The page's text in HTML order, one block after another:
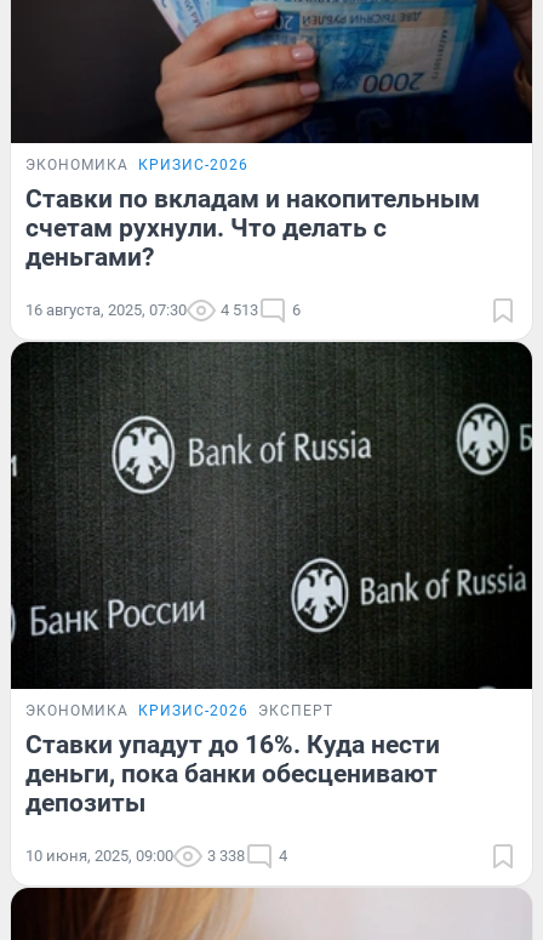
ЭКОНОМИКА КРИЗИС-2026
Ставки по вкладам и накопительным
счетам рухнули. Что делать с
деньгами?
16 августа, 2025, 07:30 4 513 6
ЭКОНОМИКА КРИЗИС-2026 ЭКСПЕРТ
Ставки упадут до 16%. Куда нести
деньги, пока банки обесценивают
депозиты
10 июня, 2025, 09:00 3 338 4